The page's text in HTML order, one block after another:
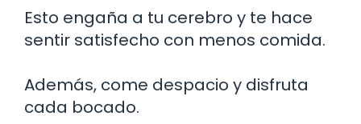
Esto engaña a tu cerebro y te hace
sentir satisfecho con menos comida.
Además, come despacio y disfruta
cada bocado.